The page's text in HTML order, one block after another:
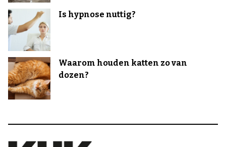
Is hypnose nuttig?
Waarom houden katten zo van
dozen?